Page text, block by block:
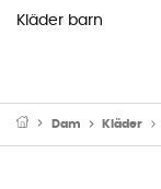
Kläder barn
Dam Kläder